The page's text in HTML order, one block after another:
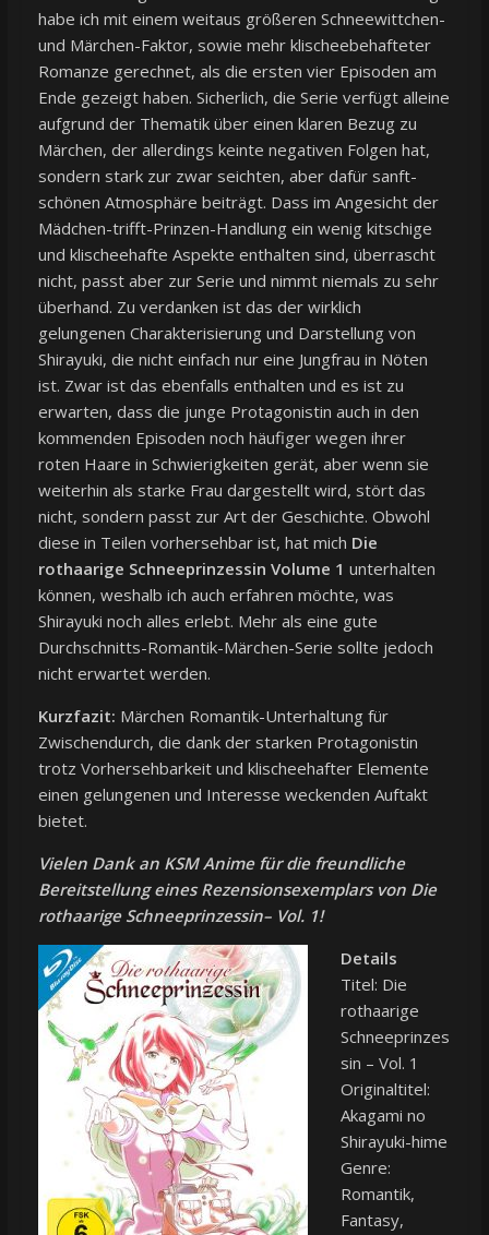
habe ich mit einem weitaus größeren Schneewittchen-
und Märchen-Faktor, sowie mehr klischeebehafteter
Romanze gerechnet, als die ersten vier Episoden am
Ende gezeigt haben. Sicherlich, die Serie verfügt alleine
aufgrund der Thematik über einen klaren Bezug zu
Märchen, der allerdings keinte negativen Folgen hat,
sondern stark zur zwar seichten, aber dafür sanft-
schönen Atmosphäre beiträgt. Dass im Angesicht der
Mädchen-trifft-Prinzen-Handlung ein wenig kitschige
und klischeehafte Aspekte enthalten sind, überrascht
nicht, passt aber zur Serie und nimmt niemals zu sehr
überhand. Zu verdanken ist das der wirklich
gelungenen Charakterisierung und Darstellung von
Shirayuki, die nicht einfach nur eine Jungfrau in Nöten
ist. Zwar ist das ebenfalls enthalten und es ist zu
erwarten, dass die junge Protagonistin auch in den
kommenden Episoden noch häufiger wegen ihrer
roten Haare in Schwierigkeiten gerät, aber wenn sie
weiterhin als starke Frau dargestellt wird, stört das
nicht, sondern passt zur Art der Geschichte. Obwohl
diese in Teilen vorhersehbar ist, hat mich Die
rothaarige Schneeprinzessin Volume 1 unterhalten
können, weshalb ich auch erfahren möchte, was
Shirayuki noch alles erlebt. Mehr als eine gute
Durchschnitts-Romantik-Märchen-Serie sollte jedoch
nicht erwartet werden.
Kurzfazit: Märchen Romantik-Unterhaltung für
Zwischendurch, die dank der starken Protagonistin
trotz Vorhersehbarkeit und klischeehafter Elemente
einen gelungenen und Interesse weckenden Auftakt
bietet.
Vielen Dank an KSM Anime für die freundliche
Bereitstellung eines Rezensionsexemplars von Die
rothaarige Schneeprinzessin– Vol. 1!
Details
Titel: Die
rothaarige
Schneeprinzes
sin – Vol. 1
Originaltitel:
Akagami no
Shirayuki-hime
Genre:
Romantik,
Fantasy,